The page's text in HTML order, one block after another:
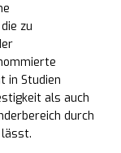
zu
in Studien
als auch
durch